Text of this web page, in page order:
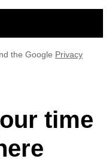
the Google Privacy
time